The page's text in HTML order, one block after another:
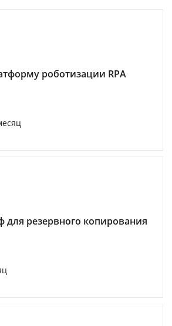
роботизации RPA
для резервного копирования